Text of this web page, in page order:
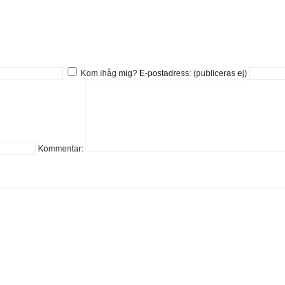
Kom ihåg mig? E-postadress: (publiceras ej)
Kommentar: